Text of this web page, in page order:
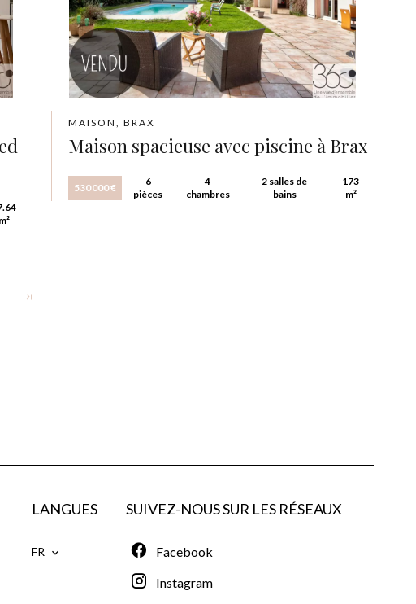
m²
MAISON, BRAX
Maison spacieuse avec piscine à Brax
530 000 €
6
pièces
4
chambres
2 salles de
bains
173
m²
LANGUES
FR
SUIVEZ-NOUS SUR LES RÉSEAUX
Facebook
Instagram